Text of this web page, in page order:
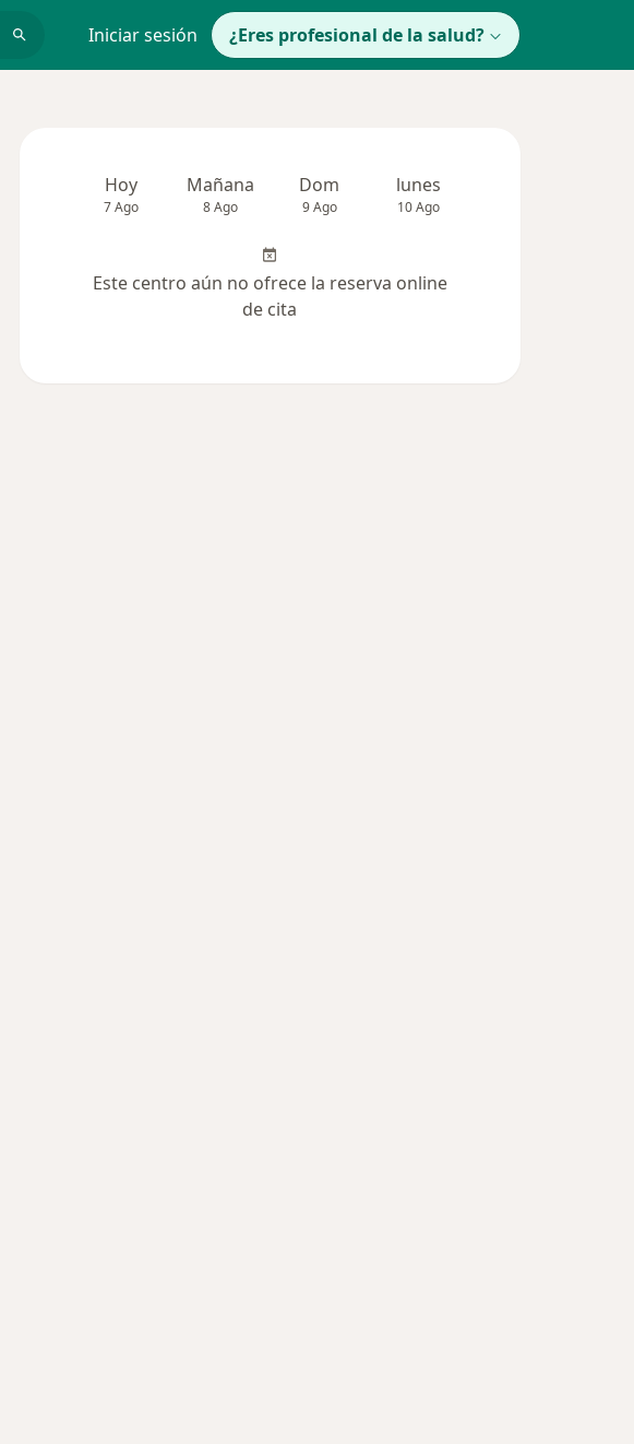
Iniciar sesión ¿Eres profesional de la salud?
Hoy
7 Ago
Mañana
8 Ago
Dom
9 Ago
lunes
10 Ago
Este centro aún no ofrece la reserva online
de cita